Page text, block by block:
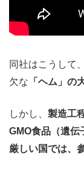
同社はこうして
欠な 「ヘム」の
しかし、 製造工
GMO食品（遺伝
厳しい国では、